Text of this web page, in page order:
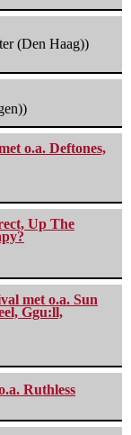
(Den Haag))
o.a. Deftones,
Up The
met o.a. Sun
Ggu:ll,
Ruthless